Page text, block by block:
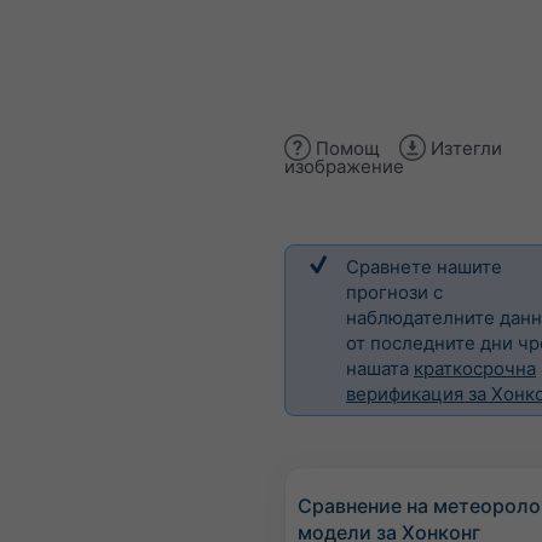
Помощ Изтегли
изображение
Сравнете нашите
прогнози с
наблюдателните
от последните дни
нашата краткосрочна
верификация за
Сравнение на
модели за Хонконг